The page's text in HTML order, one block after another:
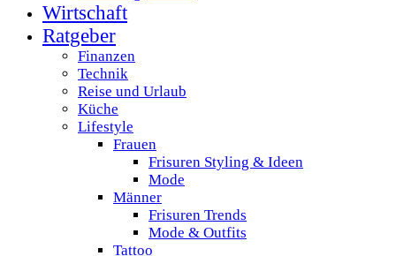
Wirtschaft
Ratgeber
Finanzen
Technik
Reise und Urlaub
Küche
Lifestyle
Frauen
Frisuren Styling & Ideen
Mode
Männer
Frisuren Trends
Mode & Outfits
Tattoo